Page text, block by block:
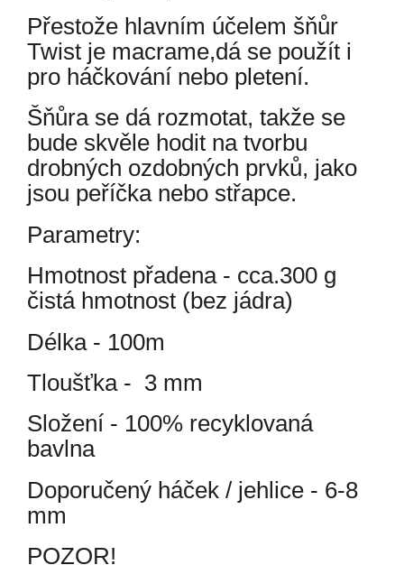
Přestože hlavním účelem šňůr
Twist je macrame,dá se použít i
pro háčkování nebo pletení.
Šňůra se dá rozmotat, takže se
bude skvěle hodit na tvorbu
drobných ozdobných prvků, jako
jsou peříčka nebo střapce.
Parametry:
Hmotnost přadena - cca.300 g
čistá hmotnost (bez jádra)
Délka - 100m
Tloušťka - 3 mm
Složení - 100% recyklovaná
bavlna
Doporučený háček / jehlice - 6-8
mm
POZOR!